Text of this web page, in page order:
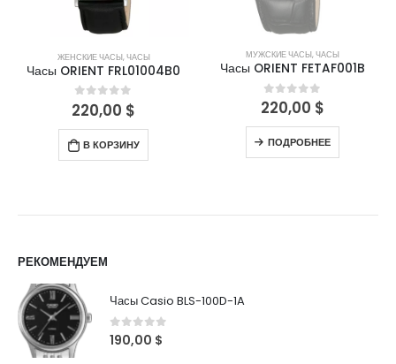
ЖЕНСКИЕ ЧАСЫ,ЧАСЫ
Часы ORIENT FRL01004B0
0out of 5
220,00 $
В КОРЗИНУ
МУЖСКИЕ ЧАСЫ,ЧАСЫ
Часы ORIENT FETAF001B
0out of 5
220,00 $
ПОДРОБНЕЕ
РЕКОМЕНДУЕМ
Часы Casio BLS-100D-1A
0out of 5
190,00 $